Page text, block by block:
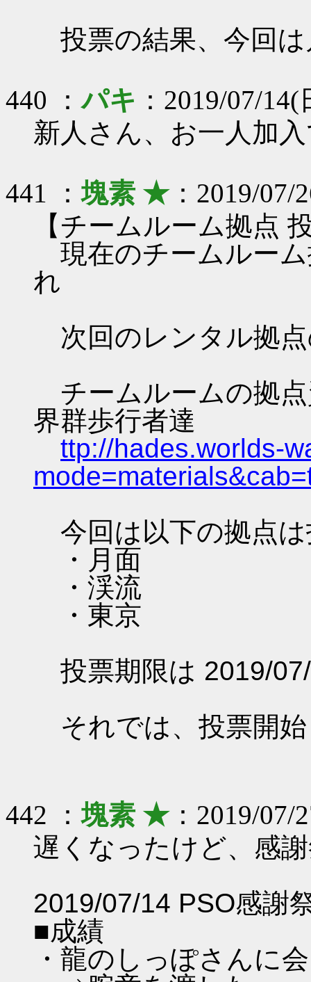
投票の結果、今回
440 ：パキ ：2019/07/
新人さん、お一人加
441 ：塊素 ★：2019/07/
【チームルーム拠点
現在のチームルー
れ
次回のレンタル拠
チームルームの拠
界群歩行者達
ttp://hades.worlds-
今回は以下の拠点
・月面
・渓流
・東京
投票期限は 2019/
それでは、投票開
442 ：塊素 ★：2019/07/
遅くなったけど、感
2019/07/14 PSO感謝
■成績
・龍のしっぽさんに